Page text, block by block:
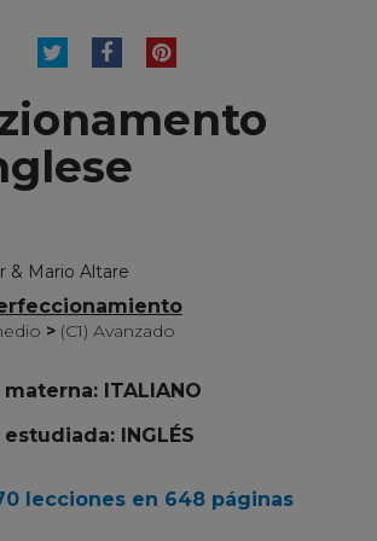
TUITEARCOMPARTIR
PINTEREST
& Mario Altare
> (C1) Avanzado
ITALIANO
INGLÉS
lecciones en 648 páginas